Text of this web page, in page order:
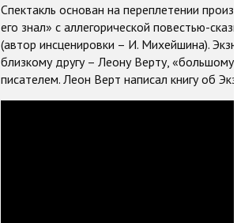
Спектакль основан на переплетении
его знал» с аллегорической повестью-
(автор инсценировки – И. Михейшина).
близкому другу – Леону Верту,
писателем. Леон Верт написал книгу об